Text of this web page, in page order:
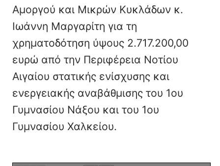
Αμοργού και Μικρών Κυκλάδων κ.
Ιωάννη Μαργαρίτη για τη
χρηματοδότηση ύψους 2.717.200,00
ευρώ από την Περιφέρεια Νοτίου
Αιγαίου στατικής ενίσχυσης και
ενεργειακής αναβάθμισης του 1ου
Γυμνασίου Νάξου και του 1ου
Γυμνασίου Χαλκείου.